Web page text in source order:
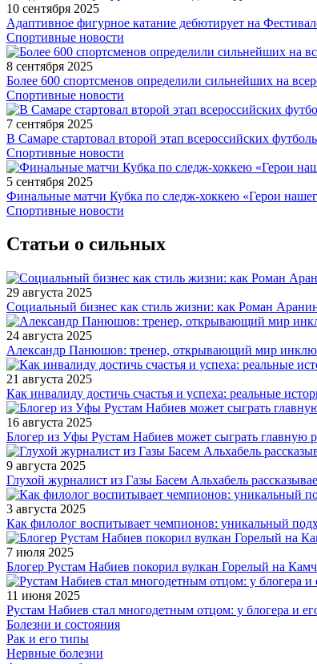
10 сентября 2025
Адаптивное фигурное катание дебютирует на
Спортивные новости
8 сентября 2025
Более 600 спортсменов определили сильнейших на
Спортивные новости
7 сентября 2025
В Самаре стартовал второй этап всероссийских
Спортивные новости
5 сентября 2025
Финальные матчи Кубка по следж-хоккею «Герои
Спортивные новости
Статьи о сильных
29 августа 2025
Социальный бизнес как стиль жизни: как Роман
24 августа 2025
Александр Панюшов: тренер, открывающий мир
21 августа 2025
Как инвалиду достичь счастья и успеха: реальные
16 августа 2025
Блогер из Уфы Рустам Набиев может сыграть главную
9 августа 2025
Глухой журналист из Газы Басем Альхабель
3 августа 2025
Как филолог воспитывает чемпионов: уникальный
7 июля 2025
Блогер Рустам Набиев покорил вулкан Горелый на
11 июня 2025
Рустам Набиев стал многодетным отцом: у блогера и
Болезни и состояния
Рак и его типы
Нервные болезни